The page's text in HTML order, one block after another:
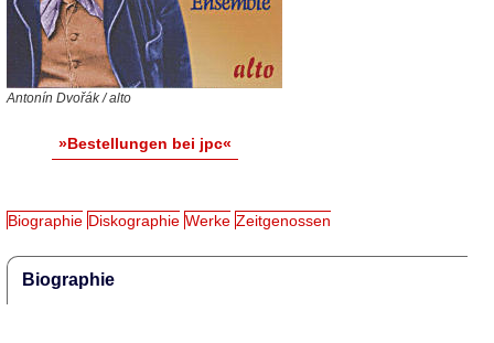
Antonín Dvořák / alto
»Bestellungen bei jpc«
Biographie Diskographie Werke Zeitgenossen
Biographie